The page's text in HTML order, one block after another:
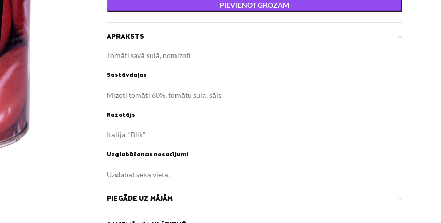
PIEVIENOT GROZAM
APRAKSTS
Tomāti savā sulā, nomizoti
Sastāvdaļas
Mizoti tomāti 60%, tomātu sula, sāls.
Ražotājs
Itālija, “Blik”
Uzglabāšanas nosacījumi
Uzglabāt vēsā vietā.
Uzturvērtība (100g/ml)
Enerģētiskā vērtība 101 kJ/ 24 kcal
PIEGĀDE UZ MĀJĀM